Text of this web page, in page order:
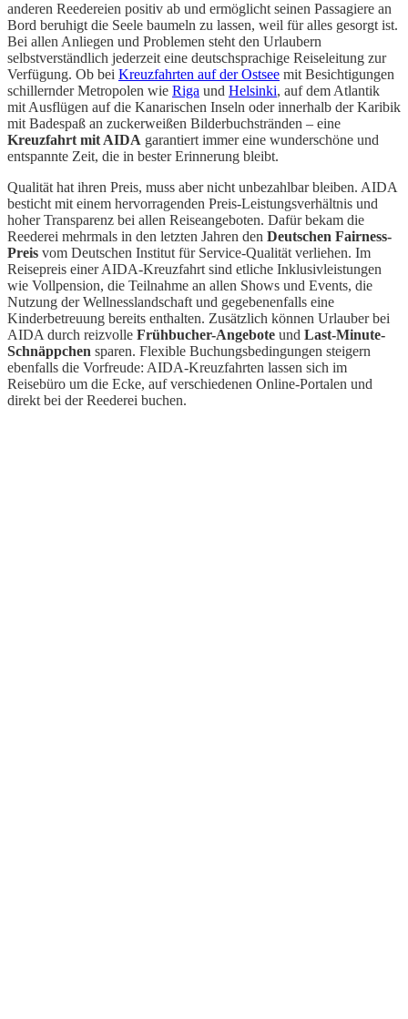
anderen Reedereien positiv ab und ermöglicht seinen Passagiere an
Bord beruhigt die Seele baumeln zu lassen, weil für alles gesorgt ist.
Bei allen Anliegen und Problemen steht den Urlaubern
selbstverständlich jederzeit eine deutschsprachige Reiseleitung zur
Verfügung. Ob bei Kreuzfahrten auf der Ostsee mit Besichtigungen
schillernder Metropolen wie Riga und Helsinki, auf dem Atlantik
mit Ausflügen auf die Kanarischen Inseln oder innerhalb der Karibik
mit Badespaß an zuckerweißen Bilderbuchstränden – eine
Kreuzfahrt mit AIDA garantiert immer eine wunderschöne und
entspannte Zeit, die in bester Erinnerung bleibt.
Qualität hat ihren Preis, muss aber nicht unbezahlbar bleiben. AIDA
besticht mit einem hervorragenden Preis-Leistungsverhältnis und
hoher Transparenz bei allen Reiseangeboten. Dafür bekam die
Reederei mehrmals in den letzten Jahren den Deutschen Fairness-
Preis vom Deutschen Institut für Service-Qualität verliehen. Im
Reisepreis einer AIDA-Kreuzfahrt sind etliche Inklusivleistungen
wie Vollpension, die Teilnahme an allen Shows und Events, die
Nutzung der Wellnesslandschaft und gegebenenfalls eine
Kinderbetreuung bereits enthalten. Zusätzlich können Urlauber bei
AIDA durch reizvolle Frühbucher-Angebote und Last-Minute-
Schnäppchen sparen. Flexible Buchungsbedingungen steigern
ebenfalls die Vorfreude: AIDA-Kreuzfahrten lassen sich im
Reisebüro um die Ecke, auf verschiedenen Online-Portalen und
direkt bei der Reederei buchen.